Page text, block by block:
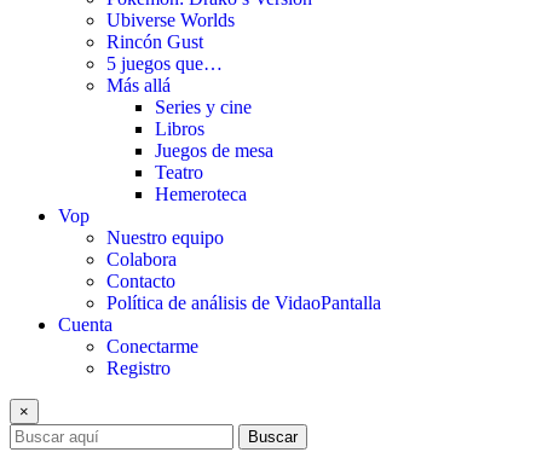
Ubiverse Worlds
Rincón Gust
5 juegos que…
Más allá
Series y cine
Libros
Juegos de mesa
Teatro
Hemeroteca
Vop
Nuestro equipo
Colabora
Contacto
Política de análisis de VidaoPantalla
Cuenta
Conectarme
Registro
×
Buscar